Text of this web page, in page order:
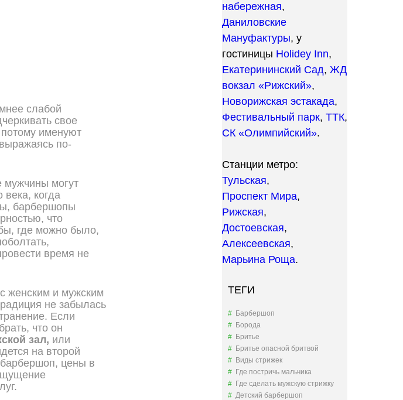
слабой
свое
именуют
по-
мужчины могут
когда
барбершопы
что
где можно было,
время не
женским и мужским
не забылась
Если
что он
зал, или
на второй
барбершоп, цены в
набережная,
Даниловские
Мануфактуры, у
гостиницы Holidey Inn,
Екатерининский Сад, ЖД
вокзал «Рижский»,
Новорижская эстакада,
Фестивальный парк, ТТК,
СК «Олимпийский».
Станции метро:
Тульская,
Проспект Мира,
Рижская,
Достоевская,
Алексеевская,
Марьина Роща.
ТЕГИ
Барбершоп
Борода
Бритье
Бритье опасной бритвой
Виды стрижек
Где постричь мальчика
Где сделать мужскую стрижку
Детский барбершоп